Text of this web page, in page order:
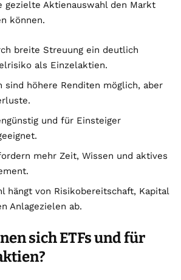
gezielte Aktienauswahl den Markt
können.
breite Streuung ein deutlich
als Einzelaktien.
sind höhere Renditen möglich, aber
und für Einsteiger
mehr Zeit, Wissen und aktives
hängt von Risikobereitschaft, Kapital
Anlagezielen ab.
sich ETFs und für